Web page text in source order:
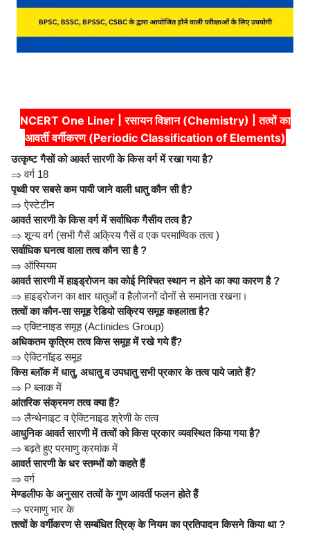
NCERT One Liner | रसायन विज्ञान (Chemistry) | तत्वों का
आवर्ती वर्गीकरण (Periodic Classification of Elements)
उत्कृष्ट गैसों को आवर्त सारणी के किस वर्ग में रखा गया है?
⇒वर्ग 18
पृथ्वी पर सबसे कम पायी जाने वाली धातु कौन सी है?
⇒ऐस्टेटीन
आवर्त सारणी के किस वर्ग में सर्वाधिक गैसीय तत्व है?
⇒ शून्य वर्ग (सभी गैसें अक्रिय गैसें व एक परमाण्विक तत्व )
सर्वाधिक घनत्व वाला तत्व कौन सा है ?
⇒ ऑस्मियम
आवर्त सारणी में हाइड्रोजन का कोई निश्चित स्थान न होने का क्या कारण है ?
⇒ हाइड्रोजन का क्षार धातुओं व हैलोजनों दोनों से समानता रखना।
तत्वों का कौन-सा समूह रेडियो सक्रिय समूह कहलाता है?
⇒ एक्टिनाइड समूह (Actinides Group)
अधिकतम कृत्रिम तत्व किस समूह में रखे गये हैं?
⇒ ऐक्टिनॉइड समूह
किस ब्लॉक में धातु, अधातु व उपधातु सभी प्रकार के तत्व पाये जाते हैं?
⇒ P ब्लाक में
आंतरिक संक्रमण तत्व क्या हैं?
⇒लैन्थेनाइट व ऐक्टिनाइड श्रेणी के तत्व
आधुनिक आवर्त सारणी में तत्वों को किस प्रकार व्यवस्थित किया गया है?
⇒ बढ़ते हुए परमाणु क्रमांक में
आवर्त सारणी के धर स्तम्भों को कहते हैं
⇒वर्ग
मेण्डलीफ के अनुसार तत्वों के गुण आवर्ती फलन होते हैं
⇒ परमाणु भार के
तत्वों के वर्गीकरण से सम्बंधित त्रिक् के नियम का प्रतिपादन किसने किया था ?